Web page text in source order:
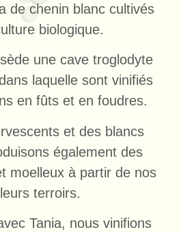
de chenin blanc cultivés
biologique.
une cave troglodyte
laquelle sont vinifiés
en fûts et en foudres.
et des blancs
également des
moelleux à partir de nos
terroirs.
Tania, nous vinifions